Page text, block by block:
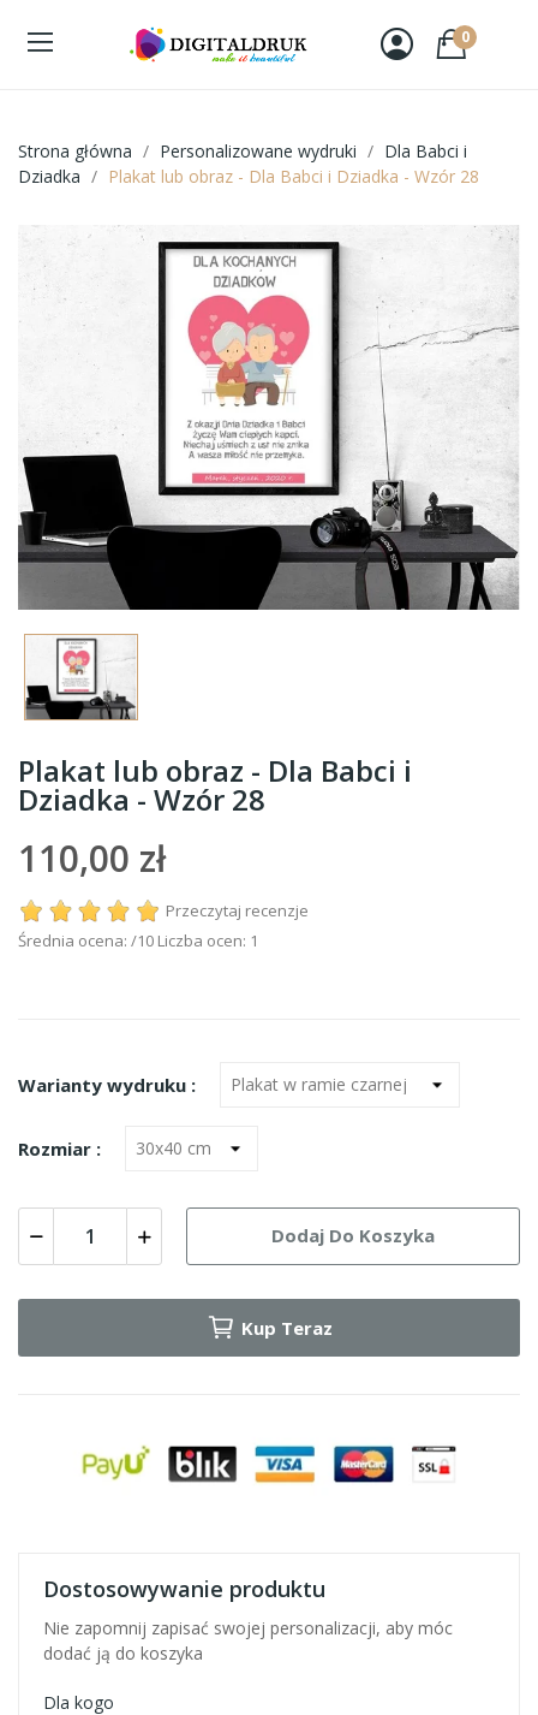
0
Strona główna Personalizowane wydruki
Dla Babci i
Dziadka
Plakat lub obraz - Dla Babci i Dziadka - Wzór 28
Plakat lub obraz - Dla Babci i
Dziadka - Wzór 28
110,00 zł
Przeczytaj recenzje
Średnia ocena: /10 Liczba ocen: 1
Warianty wydruku :
Rozmiar :
Dodaj Do Koszyka
Kup Teraz
Dostosowywanie produktu
Nie zapomnij zapisać swojej personalizacji, aby móc
dodać ją do koszyka
Dla kogo